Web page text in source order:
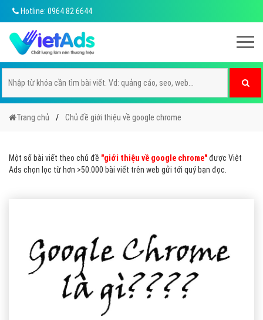
Hotline: 0964 82 6644
Trang chủ Chủ đề giới thiệu về google chrome
Một số bài viết theo chủ đề "giới thiệu về google chrome"được Việt
Ads chọn lọc từ hơn >50.000 bài viết trên web gửi tới quý bạn đọc.